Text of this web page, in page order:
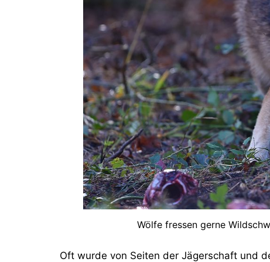
Wölfe fressen gerne
Oft wurde von Seiten der Jägerschaft und